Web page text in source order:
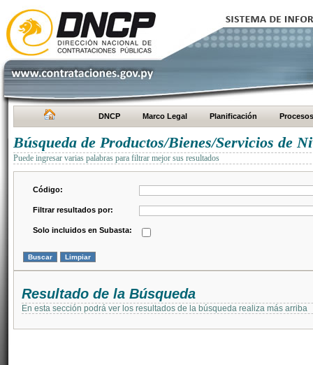
DNCP Marco Legal Planificación Procesos
Búsqueda de Productos/Bienes/Servicios de
Puede ingresar varias palabras para filtrar mejor sus resultados
Código:
Filtrar resultados por:
Solo incluidos en Subasta:
Resultado de la Búsqueda
En esta sección podrá ver los resultados de la búsqueda realiza más arriba